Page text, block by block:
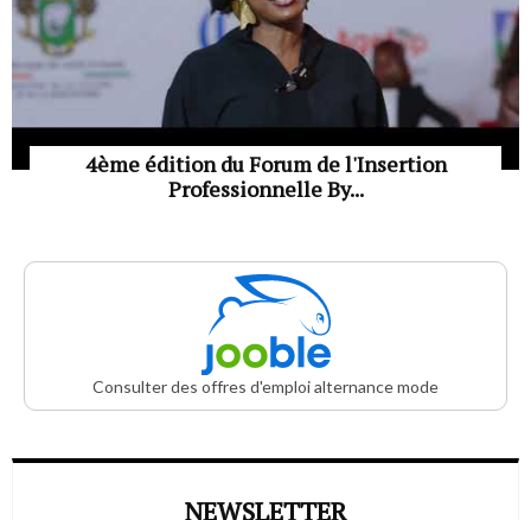
4ème édition du Forum de l'Insertion
Professionnelle By...
Consulter des offres d'emploi alternance mode
NEWSLETTER